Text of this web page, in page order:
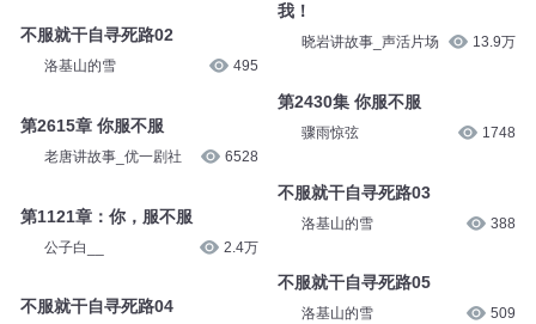
不服就干自寻死路02
洛基山的雪 495
第2615章 你服不服
老唐讲故事_优一剧社 6528
第1121章：你，服不服
公子白__ 2.4万
不服就干自寻死路04
我！
晓岩讲故事_声活片场 13.9万
第2430集 你服不服
骤雨惊弦 1748
不服就干自寻死路03
洛基山的雪 388
不服就干自寻死路05
洛基山的雪 509